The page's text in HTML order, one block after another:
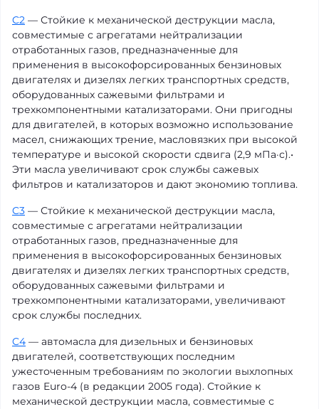
C2 — Стойкие к механической деструкции масла,
совместимые с агрегатами нейтрализации
отработанных газов, предназначенные для
применения в высокофорсированных бензиновых
двигателях и дизелях легких транспортных средств,
оборудованных сажевыми фильтрами и
трехкомпонентными катализаторами. Они пригодны
для двигателей, в которых возможно использование
масел, снижающих трение, масловязких при высокой
температуре и высокой скорости сдвига (2,9 мПа·с).•
Эти масла увеличивают срок службы сажевых
фильтров и катализаторов и дают экономию топлива.
C3 — Стойкие к механической деструкции масла,
совместимые с агрегатами нейтрализации
отработанных газов, предназначенные для
применения в высокофорсированных бензиновых
двигателях и дизелях легких транспортных средств,
оборудованных сажевыми фильтрами и
трехкомпонентными катализаторами, увеличивают
срок службы последних.
C4 — автомасла для дизельных и бензиновых
двигателей, соответствующих последним
ужесточенным требованиям по экологии выхлопных
газов Euro-4 (в редакции 2005 года). Стойкие к
механической деструкции масла, совместимые с